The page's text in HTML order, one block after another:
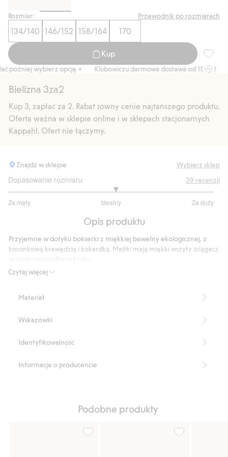
Rozmiar: Przewodnik po rozmiarach
134/140 146/152 158/164 170
Kup
później wybierz opcję + Klubowiczu darmowa dostawa od 150 zł
Bielizna 3za2
Kup 3, zapłać za 2. Rabat równy cenie najtańszego produktu.
Oferta ważna w sklepie online i w sklepach stacjonarnych
Kappahl. Ofert nie łączymy.
Znajdź w sklepie Wybierz sklep
Dopasowanie rozmiaru
Za mały Idealny Za duży
na
24
głosów
39 recenzji
Opis produktu
Czytaj więcej
Przyjemne w dotyku bokserki z miękkiej bawełny ekologicznej, z
koronkową krawędzią i kokardką. Majtki mają miękki wszyty ściągacz
Produkt zawiera 95% bawełny ekologicznej.
Materiał
Wskazówki
Identyfikowalność
Informacje o producencie
Podobne produkty